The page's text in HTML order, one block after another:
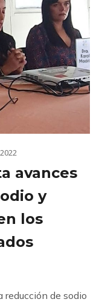
avances
y
los
reducción de sodio